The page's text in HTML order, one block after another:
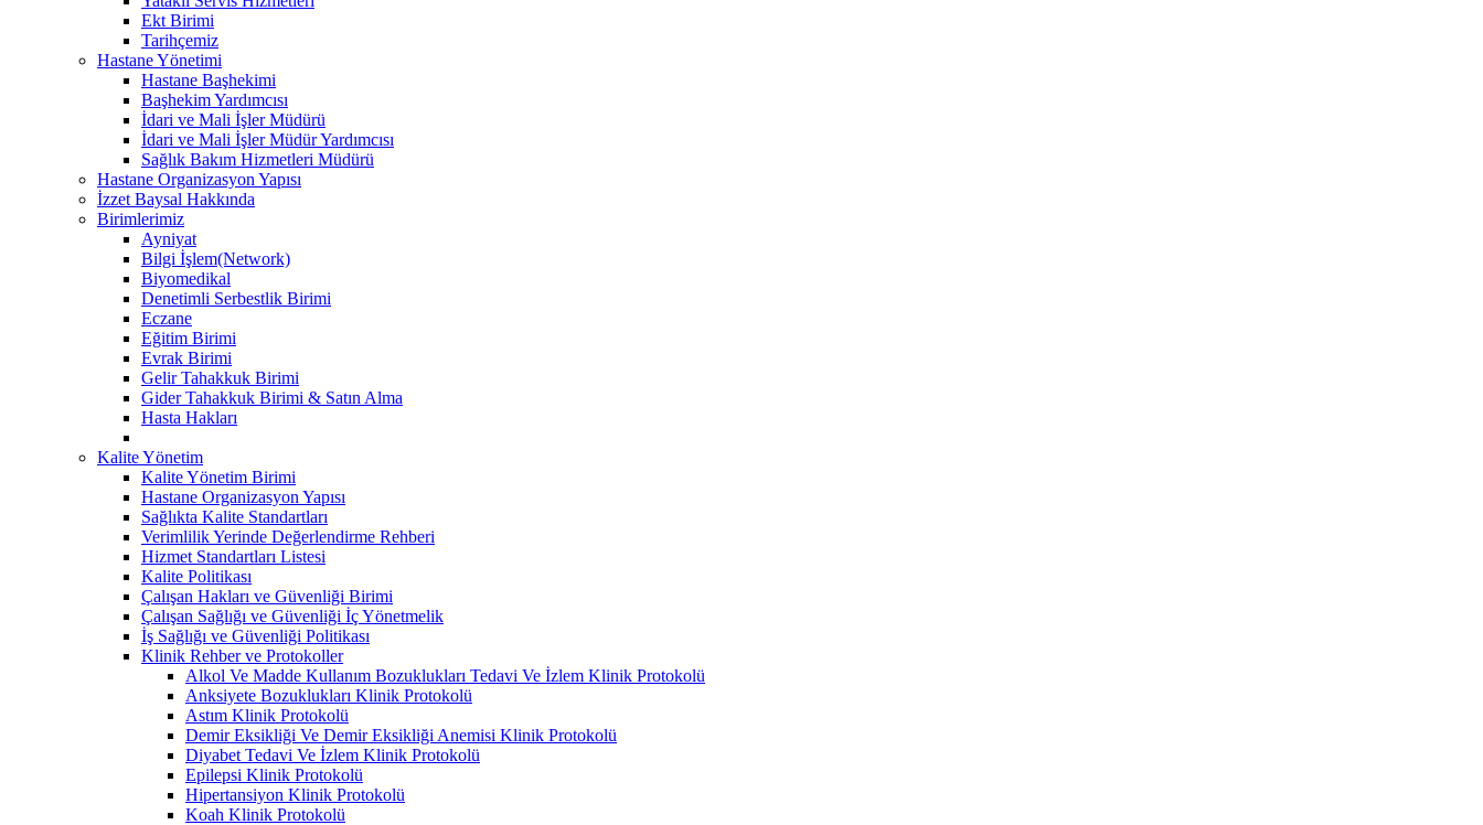
Ekt Birimi
Tarihçemiz
Hastane Yönetimi
Hastane Başhekimi
Başhekim Yardımcısı
İdari ve Mali İşler Müdürü
İdari ve Mali İşler Müdür Yardımcısı
Sağlık Bakım Hizmetleri Müdürü
Hastane Organizasyon Yapısı
İzzet Baysal Hakkında
Birimlerimiz
Ayniyat
Bilgi İşlem(Network)
Biyomedikal
Denetimli Serbestlik Birimi
Eczane
Eğitim Birimi
Evrak Birimi
Gelir Tahakkuk Birimi
Gider Tahakkuk Birimi & Satın Alma
Hasta Hakları
Kalite Yönetim
Kalite Yönetim Birimi
Hastane Organizasyon Yapısı
Sağlıkta Kalite Standartları
Verimlilik Yerinde Değerlendirme Rehberi
Hizmet Standartları Listesi
Kalite Politikası
Çalışan Hakları ve Güvenliği Birimi
Çalışan Sağlığı ve Güvenliği İç Yönetmelik
İş Sağlığı ve Güvenliği Politikası
Klinik Rehber ve Protokoller
Alkol Ve Madde Kullanım Bozuklukları Tedavi Ve İzlem Klinik Protokolü
Anksiyete Bozuklukları Klinik Protokolü
Astım Klinik Protokolü
Demir Eksikliği Ve Demir Eksikliği Anemisi Klinik Protokolü
Diyabet Tedavi Ve İzlem Klinik Protokolü
Epilepsi Klinik Protokolü
Hipertansiyon Klinik Protokolü
Koah Klinik Protokolü